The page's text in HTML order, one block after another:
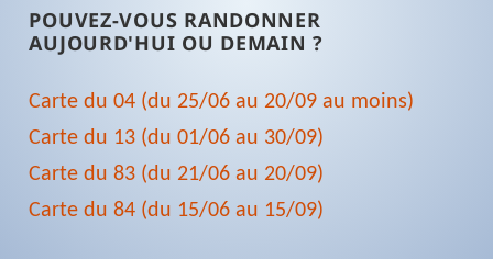
POUVEZ-VOUS RANDONNER
AUJOURD'HUI OU DEMAIN ?
Carte du 04 (du 25/06 au 20/09 au moins)
Carte du 13 (du 01/06 au 30/09)
Carte du 83 (du 21/06 au 20/09)
Carte du 84 (du 15/06 au 15/09)